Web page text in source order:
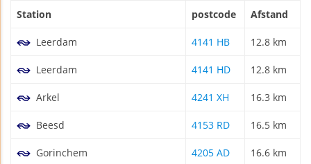
Station postcode Afstand
Leerdam 4141 HB 12.8 km
Leerdam 4141 HD 12.8 km
Arkel 4241 XH 16.3 km
Beesd 4153 RD 16.5 km
Gorinchem 4205 AD 16.6 km